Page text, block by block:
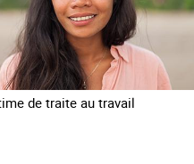
de traite au travail